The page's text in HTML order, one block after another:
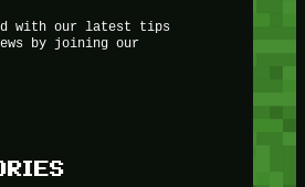
with our latest tips
by joining our